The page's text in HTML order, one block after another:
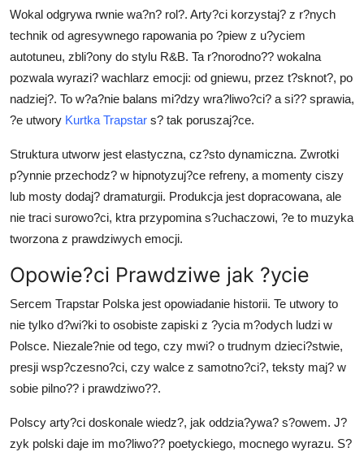
Wokal odgrywa rwnie wa?n? rol?. Arty?ci korzystaj? z r?nych
technik od agresywnego rapowania po ?piew z u?yciem
autotuneu, zbli?ony do stylu R&B. Ta r?norodno?? wokalna
pozwala wyrazi? wachlarz emocji: od gniewu, przez t?sknot?, po
nadziej?. To w?a?nie balans mi?dzy wra?liwo?ci? a si?? sprawia,
?e utwory Kurtka Trapstar s? tak poruszaj?ce.
Struktura utworw jest elastyczna, cz?sto dynamiczna. Zwrotki
p?ynnie przechodz? w hipnotyzuj?ce refreny, a momenty ciszy
lub mosty dodaj? dramaturgii. Produkcja jest dopracowana, ale
nie traci surowo?ci, ktra przypomina s?uchaczowi, ?e to muzyka
tworzona z prawdziwych emocji.
Opowie?ci Prawdziwe jak ?ycie
Sercem Trapstar Polska jest opowiadanie historii. Te utwory to
nie tylko d?wi?ki to osobiste zapiski z ?ycia m?odych ludzi w
Polsce. Niezale?nie od tego, czy mwi? o trudnym dzieci?stwie,
presji wsp?czesno?ci, czy walce z samotno?ci?, teksty maj? w
sobie pilno?? i prawdziwo??.
Polscy arty?ci doskonale wiedz?, jak oddzia?ywa? s?owem. J?
zyk polski daje im mo?liwo?? poetyckiego, mocnego wyrazu. S?